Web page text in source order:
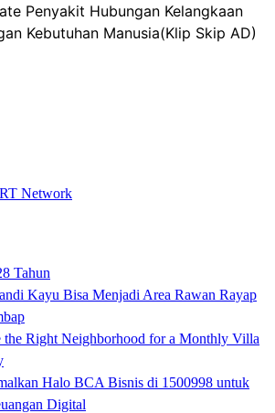
Penyakit Hubungan Kelangkaan
Kebutuhan Manusia(Klip Skip AD)
Tahun
Kayu Bisa Menjadi Area Rawan Rayap
the Right Neighborhood for a Monthly Villa
Halo BCA Bisnis di 1500998 untuk
Digital